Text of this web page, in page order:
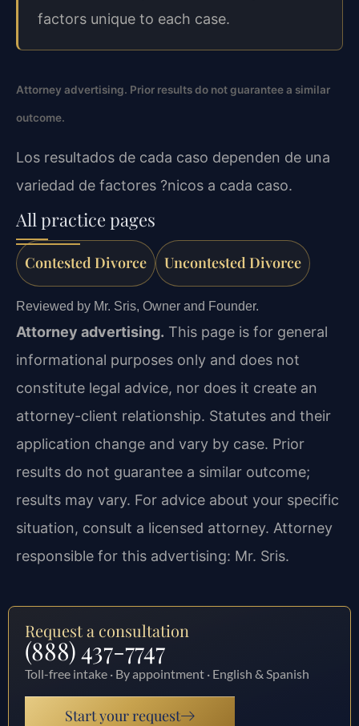
factors unique to each case.
Attorney advertising. Prior results do not guarantee a similar
outcome.
Los resultados de cada caso dependen de una
variedad de factores ?nicos a cada caso.
All practice pages
Contested Divorce Uncontested Divorce
Reviewed by Mr. Sris, Owner and Founder.
Attorney advertising. This page is for general
informational purposes only and does not
constitute legal advice, nor does it create an
attorney-client relationship. Statutes and their
application change and vary by case. Prior
results do not guarantee a similar outcome;
results may vary. For advice about your specific
situation, consult a licensed attorney. Attorney
responsible for this advertising: Mr. Sris.
Request a consultation
(888) 437-7747
Toll-free intake · By appointment · English & Spanish
Start your request